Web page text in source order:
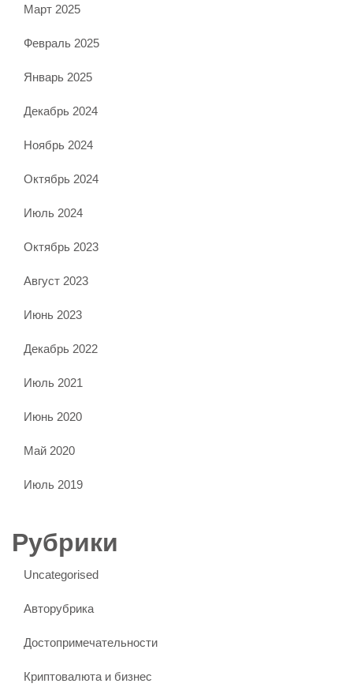
Март 2025
Февраль 2025
Январь 2025
Декабрь 2024
Ноябрь 2024
Октябрь 2024
Июль 2024
Октябрь 2023
Август 2023
Июнь 2023
Декабрь 2022
Июль 2021
Июнь 2020
Май 2020
Июль 2019
Рубрики
Uncategorised
Авторубрика
Достопримечательности
Криптовалюта и бизнес